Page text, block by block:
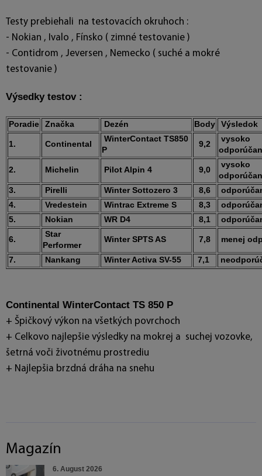
Testy prebiehali na testovacích okruhoch :
- Nokian , Ivalo , Fínsko ( zimné testovanie )
- Contidrom , Jeversen , Nemecko ( suché a mokré
testovanie )
Výsedky testov :
Poradie Značka Dezén Body Výsledok
1. Continental
WinterContact TS850
P
9,2
vysoko
2. Michelin Pilot Alpin 4 9,0
vysoko
3.
Pirelli Winter Sottozero 3 8,6
4.
Vredestein Wintrac Extreme S 8,3
5.
Nokian WR D4 8,1
6.
Star
Performer
Winter SPTS AS 7,8 menej
7. Nankang Winter Activa SV-55 7,1
Continental WinterContact TS 850 P
+ Špičkový výkon na všetkých povrchoch
+ Celkovo najlepšie výsledky na mokrej a  suchej vozovke,
šetrná voči životnému prostrediu
+ Najlepšia brzdná dráha na snehu
Magazín
6. August 2026